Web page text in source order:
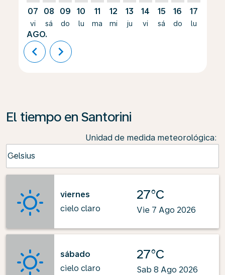
07
vi
AGO.
08
sá
09
do
10
lu
11
ma
12
mi
13
ju
14
vi
15
sá
16
do
17
lu
chevron_left chevron_right
El tiempo en Santorini
Unidad de medida meteorológica:
Celsius
keyboard_arrow_down
viernes
cielo claro
27°C
Vie 7 Ago 2026
sábado
cielo claro
27°C
Sab 8 Ago 2026